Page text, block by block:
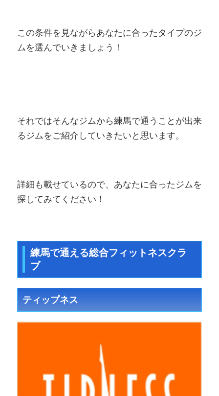
この条件を見ながらあなたに合ったタイプのジ
ムを選んでいきましょう！
それではそんなジムから練馬で通うことが出来
るジムをご紹介していきたいと思います。
詳細も載せているので、あなたに合ったジムを
探してみてください！
練馬で通える総合フィットネスクラ
ブ
ティップネス